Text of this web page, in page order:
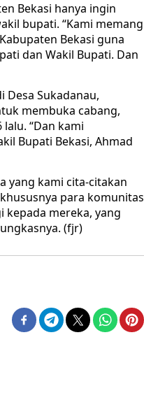
Bekasi hanya ingin
bupati. “Kami memang
Bekasi guna
dan Wakil Bupati. Dan
Sukadanau,
membuka cabang,
“Dan kami
Bupati Bekasi, Ahmad
yang kami cita-citakan
para komunitas
kepada mereka, yang
(fjr)